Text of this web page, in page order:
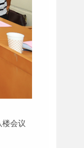
楼会议